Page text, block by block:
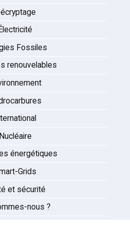
Électricité
Fossiles
renouvelables
Nucléaire
énergétiques
Grids
et sécurité
nous ?